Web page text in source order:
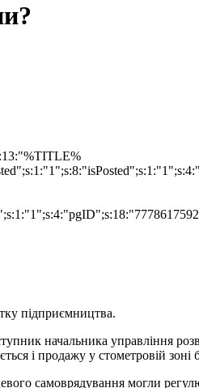
підприємництва.
начальника управління
і продажу у стометровій зоні
самоврядування могли